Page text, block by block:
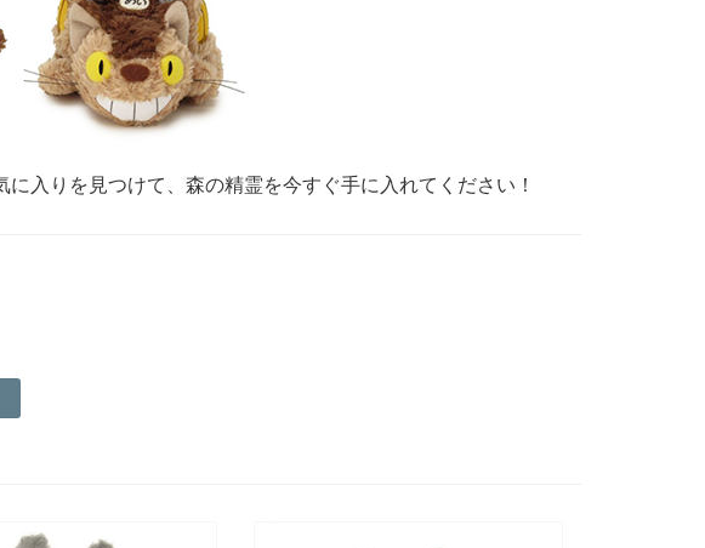
入りを見つけて、森の精霊を今すぐ手に入れてください！